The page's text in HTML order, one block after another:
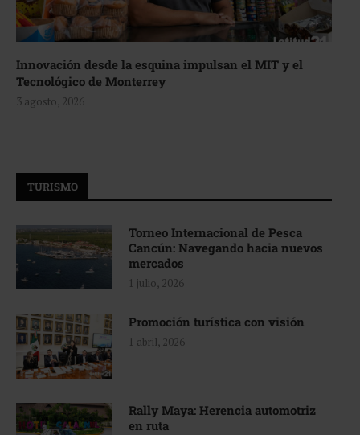
Innovación desde la esquina impulsan el MIT y el
Tecnológico de Monterrey
3 agosto, 2026
TURISMO
Torneo Internacional de Pesca
Cancún: Navegando hacia nuevos
mercados
1 julio, 2026
Promoción turística con visión
1 abril, 2026
Rally Maya: Herencia automotriz
en ruta